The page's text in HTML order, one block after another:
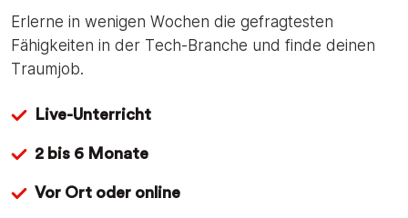
Erlerne in wenigen Wochen die gefragtesten
Fähigkeiten in der Tech-Branche und finde deinen
Traumjob.
Live-Unterricht
2 bis 6 Monate
Vor Ort oder online